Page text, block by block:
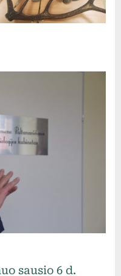
sausio 6 d.